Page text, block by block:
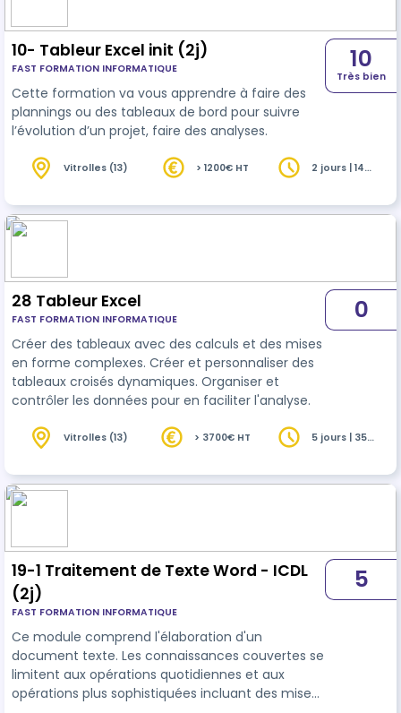
10- Tableur Excel init (2j)
FAST FORMATION INFORMATIQUE
Cette formation va vous apprendre à faire des
plannings ou des tableaux de bord pour suivre
l’évolution d’un projet, faire des analyses.
10
Très bien
Vitrolles (13) > 1200€ HT
2 jours | 14
28 Tableur Excel
FAST FORMATION INFORMATIQUE
Créer des tableaux avec des calculs et des mises
en forme complexes. Créer et personnaliser des
tableaux croisés dynamiques. Organiser et
contrôler les données pour en faciliter l'analyse.
0
Vitrolles (13) > 3700€ HT
5 jours | 35
19-1 Traitement de Texte Word - ICDL
(2j)
FAST FORMATION INFORMATIQUE
Ce module comprend l'élaboration d'un
document texte. Les connaissances couvertes se
limitent aux opérations quotidiennes et aux
opérations plus sophistiquées incluant des mises
5